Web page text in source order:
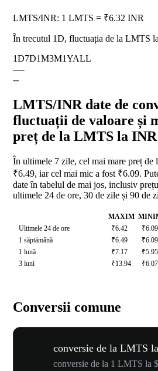
LMTS/INR: 1 LMTS = ₹6.32 INR
În trecutul 1D, fluctuația de la LMTS
1D7D1M3M1YALL
----
--
LMTS/INR date de
fluctuații de valoare și
preț de la LMTS la INR
În ultimele 7 zile, cel mai mare preț
₹6.49, iar cel mai mic a fost ₹6.09.
date în tabelul de mai jos, inclusiv
ultimele 24 de ore, 30 de zile și 90 de
MAXIM
Ultimele 24 de ore
₹6.42 ₹6.09
1 săptămână
₹6.49 ₹6.09
1 lună
₹7.17 ₹5.95
3 luni
₹13.94 ₹6.07
Conversii comune
conversie de la LMTS
conversie de la 1 LMTS la